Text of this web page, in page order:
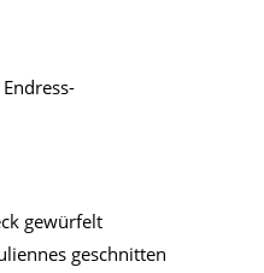
gewürfelt
geschnitten